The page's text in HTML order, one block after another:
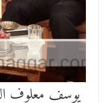
يوسف معلوف